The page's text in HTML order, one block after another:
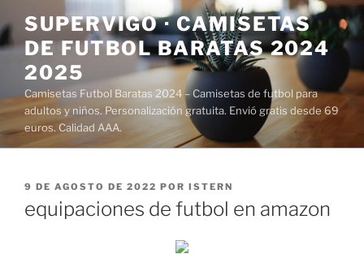
al
contenido
SUPERVIGO · CAMISETAS
DE FUTBOL BARATAS 2024
2025
Camisetas Futbol Baratas 2024 – Camisetas de futbol para
adultos y niños. Personalización gratuita. Envió gratis desde 69
euros. Calidad AAA.
PUBLICADO
9 DE AGOSTO DE 2022 POR ISTERN
equipaciones de futbol en amazon